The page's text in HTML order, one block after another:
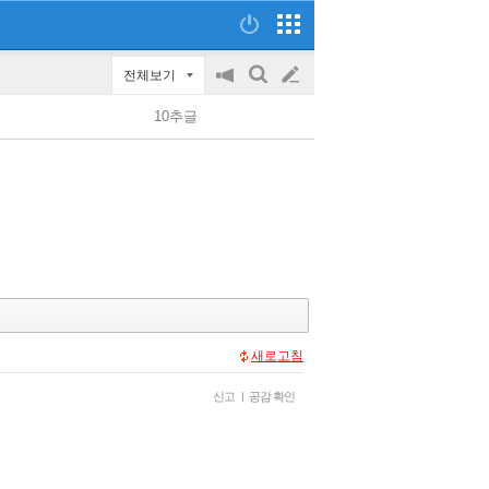
전체보기
공
on/off
검
글
쓰
10추글
새로고침
신고 | 공감 확인